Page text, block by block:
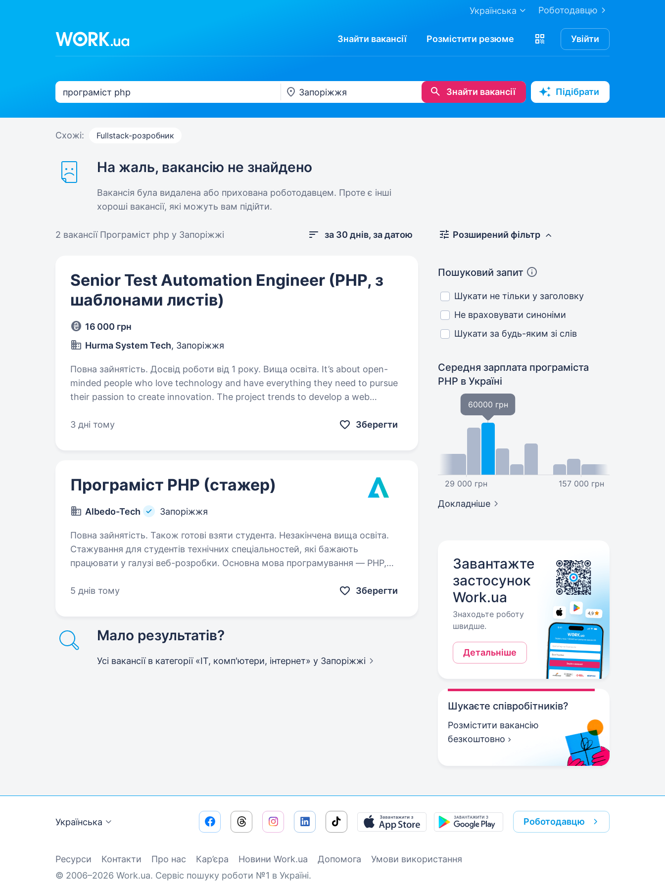
Роботодавцю
Українська
Знайти вакансії Розмістити резюме Увійти
Знайти вакансії Підібрати
Схожі: Fullstack-розробник
На жаль, вакансію не знайдено
Вакансія була видалена або прихована роботодавцем. Проте є інші
хороші вакансії, які можуть вам підійти.
2 вакансії Програміст php у Запоріжжі за 30 днів, за датою
Senior Test Automation Engineer (PHP, з
шаблонами листів)
16 000 грн
Hurma System Tech, Запоріжжя
Повна зайнятість. Досвід роботи від 1 року. Вища освіта. It’s about open-
minded people who love technology and have everything they need to pursue
their passion to create innovation. The project trends to develop a web
3 дні тому
Зберегти
Програміст PHP (стажер)
Albedo-Tech Запоріжжя
Повна зайнятість. Також готові взяти студента. Незакінчена вища освіта.
Стажування для студентів технічних спеціальностей, які бажають
працювати у галузі веб-розробки. Основна мова програмування — PHP,
додатків для замовників…
5 днів тому Зберегти
Мало результатів?
Усі вакансії в категорії «IT, комп'ютери, інтернет» у Запоріжжі
Розширений фільтр
Пошуковий запит
Шукати не тільки у заголовку
Не враховувати синоніми
Шукати за будь-яким зі слів
Середня зарплата програміста
PHP в Україні
29 000 грн
60000 грн
157 000 грн
Докладніше
Завантажте
застосунок
Work.ua
Знаходьте роботу
швидше.
Детальніше
Шукаєте співробітників?
Розмістити вакансію
безкоштовно
Українська Роботодавцю
Ресурси Контакти Про нас Кар’єра Новини Work.ua Допомога
Умови використання
© 2006–2026 Work.ua. Сервіс пошуку роботи №1 в Україні.